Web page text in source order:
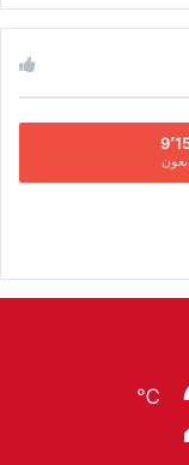
℃